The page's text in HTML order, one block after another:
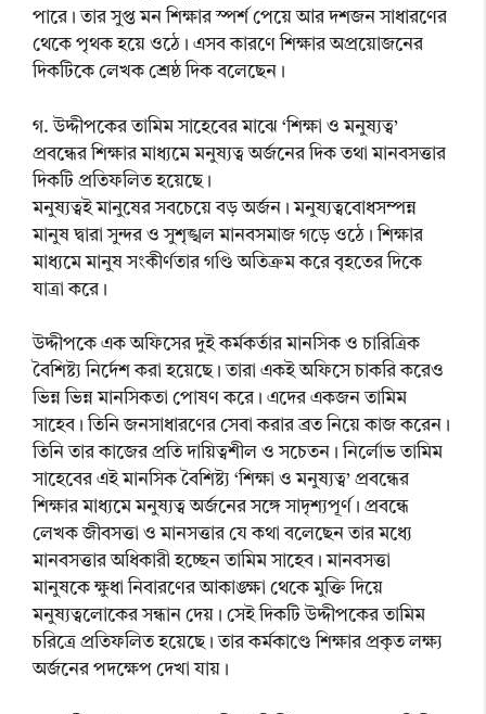
পারে। তার সুপ্ত মন শিক্ষার স্পর্শ পেয়ে আর দশজন সাধারণের
থেকে পৃথক হয়ে ওঠে। এসব কারণে শিক্ষার অপ্রয়োজনের
দিকটিকে লেখক শ্রেষ্ঠ দিক বলেছেন।
গ. উদ্দীপকের তামিম সাহেবের মাঝে ‘শিক্ষা ও মনুষ্যত্ব’
প্রবন্ধের শিক্ষার মাধ্যমে মনুষ্যত্ব অর্জনের দিক তথা মানবসত্তার
দিকটি প্রতিফলিত হয়েছে।
মনুষ্যত্বই মানুষের সবচেয়ে বড় অর্জন। মনুষ্যত্ববোধসম্পন্ন
মানুষ দ্বারা সুন্দর ও সুশৃঙ্খল মানবসমাজ গড়ে ওঠে। শিক্ষার
মাধ্যমে মানুষ সংকীর্ণতার গণ্ডি অতিক্রম করে বৃহতের দিকে
যাত্রা করে।
উদ্দীপকে এক অফিসের দুই কর্মকর্তার মানসিক ও চারিত্রিক
বৈশিষ্ট্য নির্দেশ করা হয়েছে। তারা একই অফিসে চাকরি করেও
ভিন্ন ভিন্ন মানসিকতা পোষণ করে। এদের একজন তামিম
সাহেব। তিনি জনসাধারণের সেবা করার ব্রত নিয়ে কাজ করেন।
তিনি তার কাজের প্রতি দায়িত্বশীল ও সচেতন। নির্লোভ তামিম
সাহেবের এই মানসিক বৈশিষ্ট্য ‘শিক্ষা ও মনুষ্যত্ব’ প্রবন্ধের
শিক্ষার মাধ্যমে মনুষ্যত্ব অর্জনের সঙ্গে সাদৃশ্যপূর্ণ। প্রবন্ধে
লেখক জীবসত্তা ও মানসত্তার যে কথা বলেছেন তার মধ্যে
মানবসত্তার অধিকারী হচ্ছেন তামিম সাহেব। মানবসত্তা
মানুষকে ক্ষুধা নিবারণের আকাঙ্ক্ষা থেকে মুক্তি দিয়ে
মনুষ্যত্বলোকের সন্ধান দেয়। সেই দিকটি উদ্দীপকের তামিম
চরিত্রে প্রতিফলিত হয়েছে। তার কর্মকাণ্ডে শিক্ষার প্রকৃত লক্ষ্য
অর্জনের পদক্ষেপ দেখা যায়।